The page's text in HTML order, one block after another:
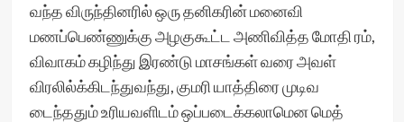
வந்த விருந்தினரில் ஒரு தனிகரின் மனைவி
மணப்பெண்ணுக்கு அழகுகூட்ட அணிவித்த மோதி ரம்,
விவாகம் கழிந்து இரண்டு மாசங்கள் வரை அவள்
விரலில்க்கிடந்துவந்து, குமரி யாத்திரை முடிவ
டைந்ததும் உரியவளிடம் ஒப்படைக்கலாமென மெத்